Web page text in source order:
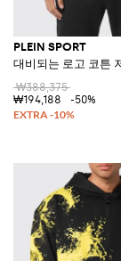
PLEIN SPORT
대비되는 로고 코튼
₩388,375
₩194,188
-50%